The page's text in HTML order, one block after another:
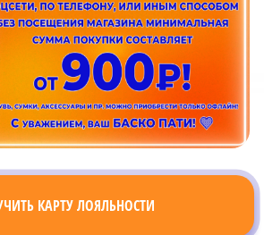
КАРТУ ЛОЯЛЬНОСТИ